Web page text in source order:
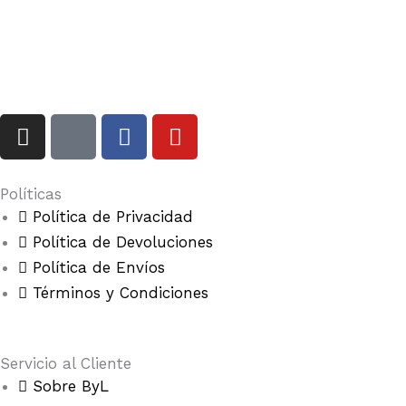
I
n
t
a
g
r
a
m
-
t
i
k
t
k
F
a
b
o
o
k
Y
o
u
b
Políticas
Política de Privacidad
Política de Devoluciones
Política de Envíos
Términos y Condiciones
Servicio al Cliente
Sobre ByL